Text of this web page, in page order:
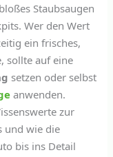
Staubsaugen
Wer den Wert
ein frisches,
sollte auf eine
setzen oder selbst
anwenden.
zur
und wie die
bis ins Detail